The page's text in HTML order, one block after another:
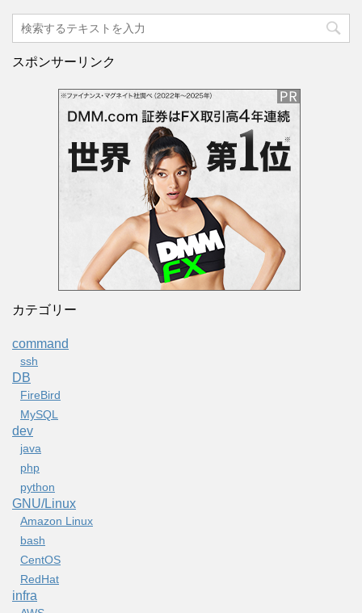
スポンサーリンク
カテゴリー
command
ssh
DB
FireBird
MySQL
dev
java
php
python
GNU/Linux
Amazon Linux
bash
CentOS
RedHat
infra